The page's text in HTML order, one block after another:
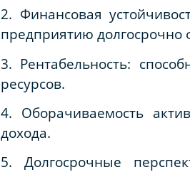
2. Финансовая
предприятию долгосрочно
3. Рентабельность:
ресурсов.
4. Оборачиваемость
дохода.
5. Долгосрочные